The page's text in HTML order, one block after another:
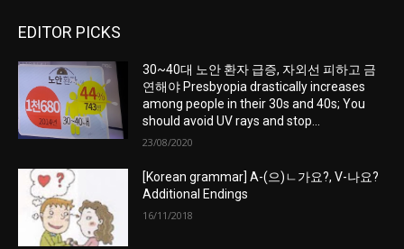
EDITOR PICKS
30~40대 노안 환자 급증, 자외선 피하고 금
연해야 Presbyopia drastically increases
among people in their 30s and 40s; You
should avoid UV rays and stop...
23/08/2020
[Korean grammar] A-(으)ㄴ가요?, V-나요?
Additional Endings
16/11/2018